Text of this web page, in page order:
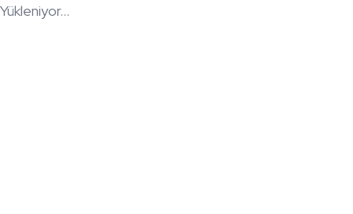
Yükleniyor...